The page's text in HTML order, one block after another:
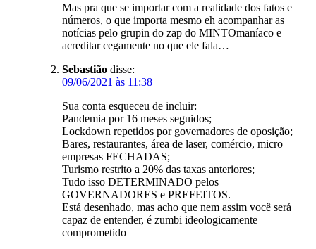
Mas pra que se importar com a realidade dos fatos e
números, o que importa mesmo eh acompanhar as
notícias pelo grupin do zap do MINTOmaníaco e
acreditar cegamente no que ele fala…
Sebastião disse:
09/06/2021 às 11:38
Sua conta esqueceu de incluir:
Pandemia por 16 meses seguidos;
Lockdown repetidos por governadores de oposição;
Bares, restaurantes, área de laser, comércio, micro
empresas FECHADAS;
Turismo restrito a 20% das taxas anteriores;
Tudo isso DETERMINADO pelos
GOVERNADORES e PREFEITOS.
Está desenhado, mas acho que nem assim você será
capaz de entender, é zumbi ideologicamente
comprometido